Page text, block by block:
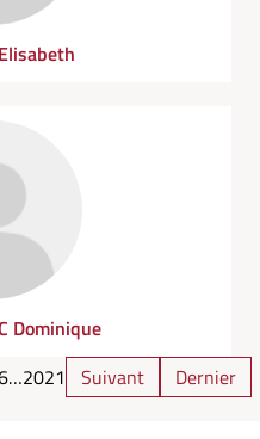
Dominique
…2021 Suivant Dernier